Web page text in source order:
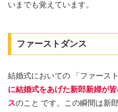
いまでも覚えています。
ファーストダンス
結婚式においての 「ファース
に結婚式をあげた新郎新婦が
スのこと です。この瞬間は新